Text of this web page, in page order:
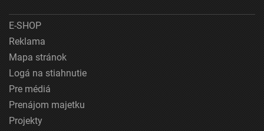
E-SHOP
Reklama
Mapa stránok
Logá na stiahnutie
Pre médiá
Prenájom majetku
Projekty